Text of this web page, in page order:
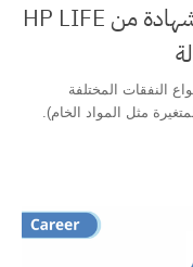
كورس أساسيات التمويل مجانًا بشهادة من HP LIFE
النفقات المختلفة
مثل المواد الخام).